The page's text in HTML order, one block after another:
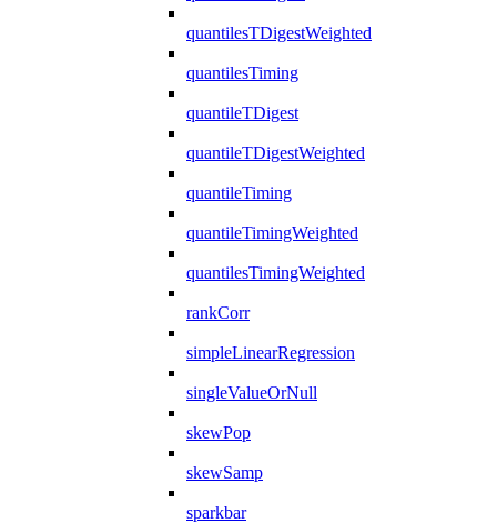
quantilesTDigestWeighted
quantilesTiming
quantileTDigest
quantileTDigestWeighted
quantileTiming
quantileTimingWeighted
quantilesTimingWeighted
rankCorr
simpleLinearRegression
singleValueOrNull
skewPop
skewSamp
sparkbar